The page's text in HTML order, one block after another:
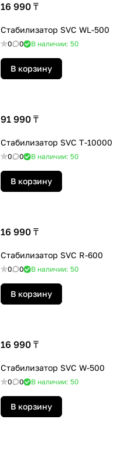
16 990 ₸
Стабилизатор SVC WL-500
0 0 В наличии: 50
В корзину
91 990 ₸
Стабилизатор SVC T-10000
0 0 В наличии: 50
В корзину
16 990 ₸
Стабилизатор SVC R-600
0 0 В наличии: 50
В корзину
16 990 ₸
Стабилизатор SVC W-500
0 0 В наличии: 50
В корзину